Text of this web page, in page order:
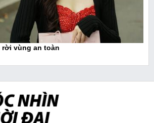
rời vùng an toàn